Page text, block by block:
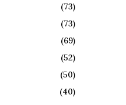
(73)
(73)
(69)
(52)
(50)
(40)